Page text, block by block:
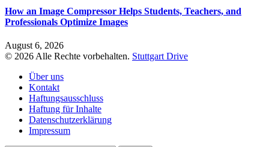
How an Image Compressor Helps Students, Teachers, and
Professionals Optimize Images
August 6, 2026
© 2026 Alle Rechte vorbehalten. Stuttgart Drive
Über uns
Kontakt
Haftungsausschluss
Haftung für Inhalte
Datenschutzerklärung
Impressum